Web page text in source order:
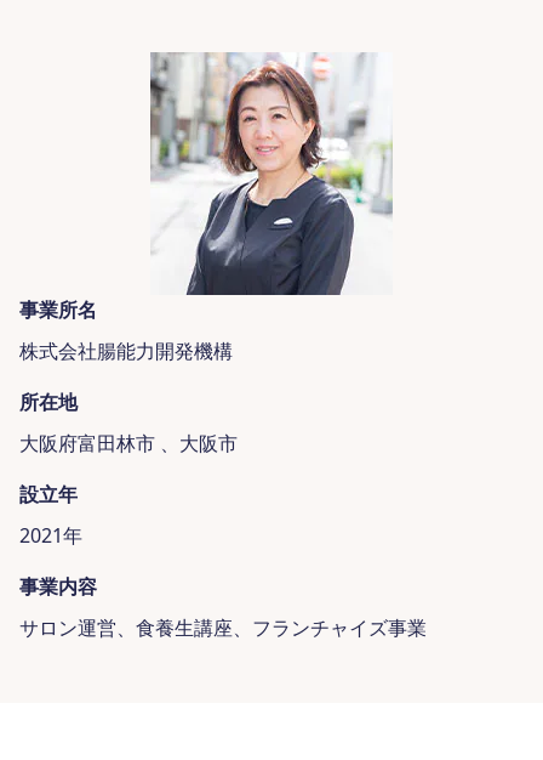
事業所名
株式会社腸能力開発機構
所在地
大阪府富田林市 、大阪市
設立年
2021年
事業内容
サロン運営、食養生講座、フランチャイズ事業